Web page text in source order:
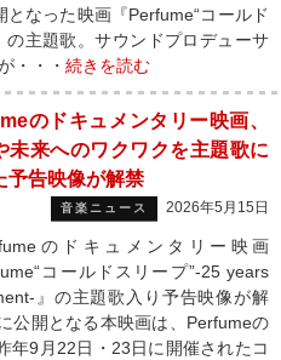
なった映画『Perfume“コールド
の主題歌。サウンドプロデューサ
・・・ 続きを読む
のドキュメンタリー映画、
未来へのワクワクを主題歌に
予告映像が解禁
音楽ニュース 2026年5月15日
のドキュメンタリー映画
コールドスリープ”-25 years
』の主題歌入り予告映像が解
開となる本映画は、Perfumeの
年9月22日・23日に開催されたコ